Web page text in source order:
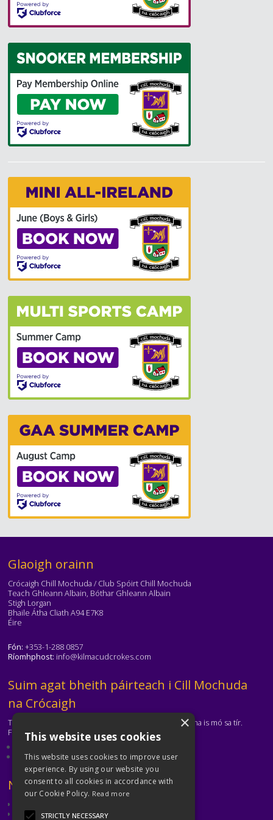
Téasc
Glaoigh orainn
Crócaigh Chill Mochuda / Club Spóirt Chill Mochuda
Teach Ghleann Albain, Bóthar Ghleann Albain
Stigh Lorgan
Bhaile Átha Cliath A94 E7K8
Éire
Fón: +353-1-288 0857
Ríomhphost: info@kilmacudcrokes.com
Téasc
Suim agat bheith páirteach i Cill Mochuda
na Crócaigh
Tá Cill Mochuda na Crócaigh ar cheann de na clubanna is mó sa tír.
Freastalaímid ar gach aois agus ar gach cumas.
Déan teagmháil leis an gclub
Téasc
Naisc Úsáideacha
CLG Átha Cliath
×
This website uses cookies
This website uses cookies to improve user
experience. By using our website you
consent to all cookies in accordance with
our Cookie Policy. Read more
STRICTLY NECESSARY